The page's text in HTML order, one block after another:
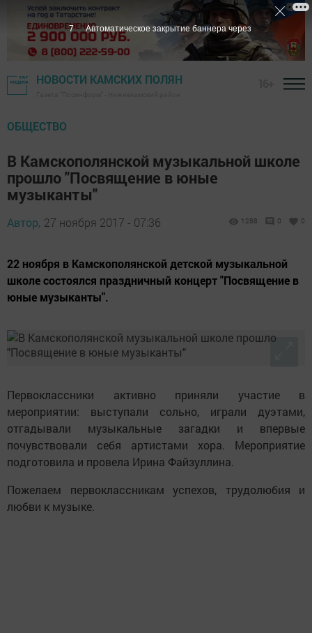
НОВОСТИ КАМСКИХ ПОЛЯН
ОБЩЕСТВО
В Камскополянской музыкальной школе
прошло "Посвящение в юные
музыканты"
Автор, 27 ноября 2017 - 07:36 1288 0 0
22 ноября в Камскополянской детской музыкальной
школе состоялся праздничный концерт "Посвящение в
юные музыканты".
Первоклассники активно приняли участие в
мероприятии: выступали сольно, играли дуэтами,
отгадывали музыкальные загадки и впервые
почувствовали себя артистами хора. Мероприятие
подготовила и провела Ирина Файзуллина.
Пожелаем первоклассникам успехов, трудолюбия и
любви к музыке.
6 Автоматическое закрытие баннера через